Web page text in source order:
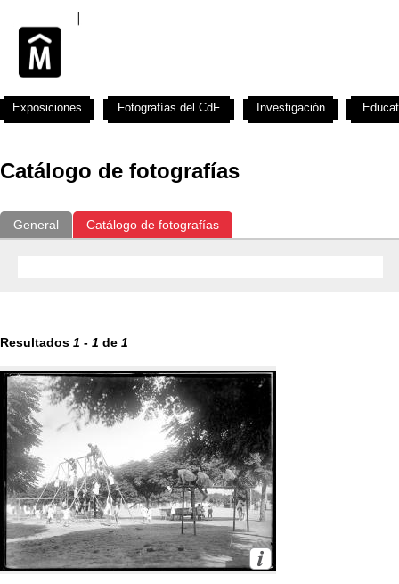
Catálogo de fotografías
General Catálogo de fotografías
Resultados 1 - 1 de 1
Exposiciones Fotografías del CdF Investigación